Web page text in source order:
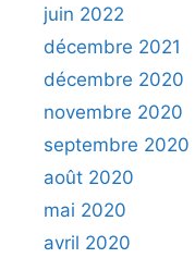
juin 2022
décembre 2021
décembre 2020
novembre 2020
septembre 2020
août 2020
mai 2020
avril 2020